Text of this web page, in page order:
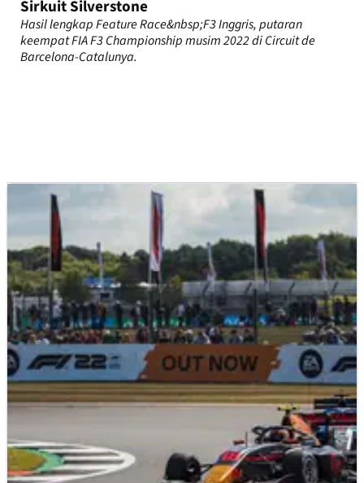
Sirkuit Silverstone
Hasil lengkap Feature Race&nbsp;F3 Inggris, putaran
keempat FIA F3 Championship musim 2022 di Circuit de
Barcelona-Catalunya.